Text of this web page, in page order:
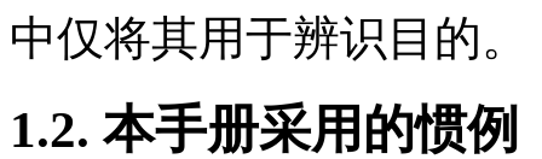
中仅将其用于辨识目的。
1.2. 本手册采用的惯例